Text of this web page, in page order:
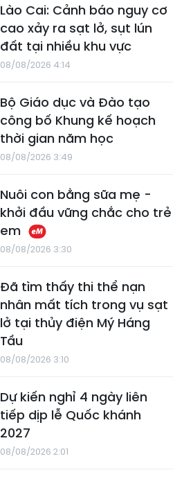
Lào Cai: Cảnh báo nguy cơ
cao xảy ra sạt lở, sụt lún
đất tại nhiều khu vực
08/08/2026 4:14
Bộ Giáo dục và Đào tạo
công bố Khung kế hoạch
thời gian năm học
08/08/2026 3:49
Nuôi con bằng sữa mẹ -
khởi đầu vững chắc cho trẻ
em
08/08/2026 3:30
Đã tìm thấy thi thể nạn
nhân mất tích trong vụ sạt
lở tại thủy điện Mý Háng
Tầu
08/08/2026 3:10
Dự kiến nghỉ 4 ngày liên
tiếp dịp lễ Quốc khánh
2027
08/08/2026 2:01